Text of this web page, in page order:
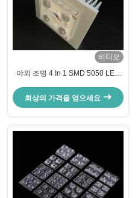
비디오
야외 조명 4 In 1 SMD 5050 LED
함께 방수
최상의 가격을 얻으세요